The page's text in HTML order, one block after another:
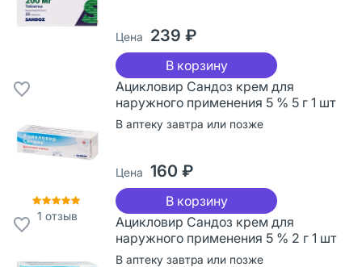
Цена 239 ₽
В корзину
1 отзыв
Ацикловир Сандоз крем для
наружного применения 5 % 5 г 1 шт
В аптеку завтра или позже
Цена 160 ₽
В корзину
Ацикловир Сандоз крем для
наружного применения 5 % 2 г 1 шт
В аптеку завтра или позже